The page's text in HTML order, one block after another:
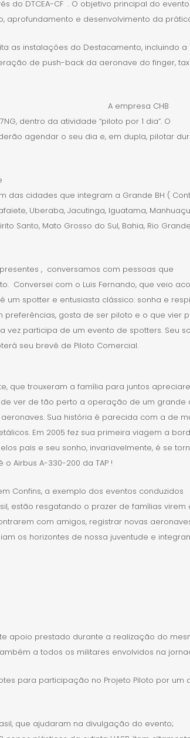
do DTCEA-CF . O objetivo principal do
aprofundamento e desenvolvimento da
as instalações do Destacamento, incluindo
de push-back da aeronave do finger,
A empresa CHB
dentro da atividade “piloto por 1 dia”. O
agendar o seu dia e, em dupla, pilotar
cidades que integram a Grande BH (
Uberaba, Jacutinga, Iguatama,
Santo, Mato Grosso do Sul, Bahia, Rio
, conversamos com pessoas que
com o Luis Fernando, que veio
spotter e entusiasta clássico: sonha e
gosta de ser piloto e o que
participa de um evento de spotters. Seu
seu brevê de Piloto Comercial.
que trouxeram a família para juntos
ver de tão perto a operação de um grande
Sua história é parecida com a de
Em 2005 fez sua primeira viagem a
pais e seu sonho, invariavelmente, é se
o Airbus A-330-200 da TAP !
Confins, a exemplo dos eventos conduzidos
estão resgatando o prazer de famílias
com amigos, registrar novas
os horizontes de nossa juventude e
apoio prestado durante a realização do
a todos os militares envolvidos na
para participação no Projeto Piloto por um
que ajudaram na divulgação do evento;